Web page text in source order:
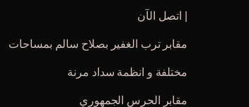
| اتصل الآن
مقابر ترب الغفير بصلاح سالم بمساحات
مختلفة و انظمة سداد مرنة
مقابر الحرس الجمهوري